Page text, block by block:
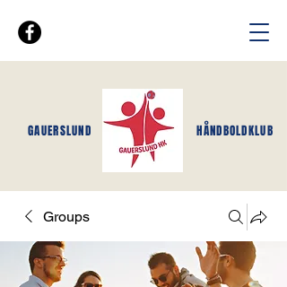
HÅNDBOLDKLUB
GAUERSLUND
Groups